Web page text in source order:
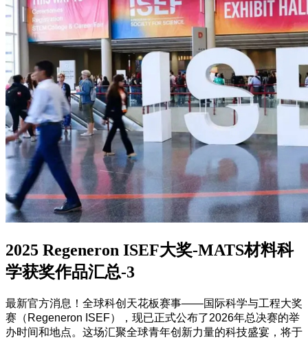
2025 Regeneron ISEF大奖-MATS材料科
学获奖作品汇总-3
最新官方消息！全球科创天花板赛事——国际科学与工程大奖
赛（Regeneron ISEF），现已正式公布了2026年总决赛的举
办时间和地点。这场汇聚全球青年创新力量的科技盛宴，将于